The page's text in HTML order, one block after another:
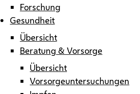
Forschung
Gesundheit
Übersicht
Beratung & Vorsorge
Übersicht
Vorsorgeuntersuchungen